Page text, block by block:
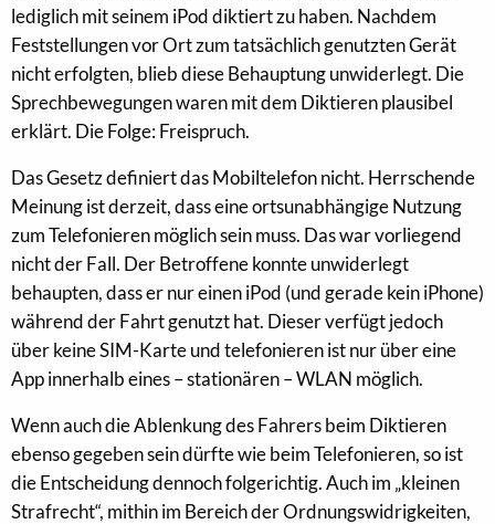
lediglich mit seinem iPod diktiert zu haben. Nachdem
Feststellungen vor Ort zum tatsächlich genutzten Gerät
nicht erfolgten, blieb diese Behauptung unwiderlegt. Die
Sprechbewegungen waren mit dem Diktieren plausibel
erklärt. Die Folge: Freispruch.
Das Gesetz definiert das Mobiltelefon nicht. Herrschende
Meinung ist derzeit, dass eine ortsunabhängige Nutzung
zum Telefonieren möglich sein muss. Das war vorliegend
nicht der Fall. Der Betroffene konnte unwiderlegt
behaupten, dass er nur einen iPod (und gerade kein iPhone)
während der Fahrt genutzt hat. Dieser verfügt jedoch
über keine SIM-Karte und telefonieren ist nur über eine
App innerhalb eines – stationären – WLAN möglich.
Wenn auch die Ablenkung des Fahrers beim Diktieren
ebenso gegeben sein dürfte wie beim Telefonieren, so ist
die Entscheidung dennoch folgerichtig. Auch im „kleinen
Strafrecht“, mithin im Bereich der Ordnungswidrigkeiten,